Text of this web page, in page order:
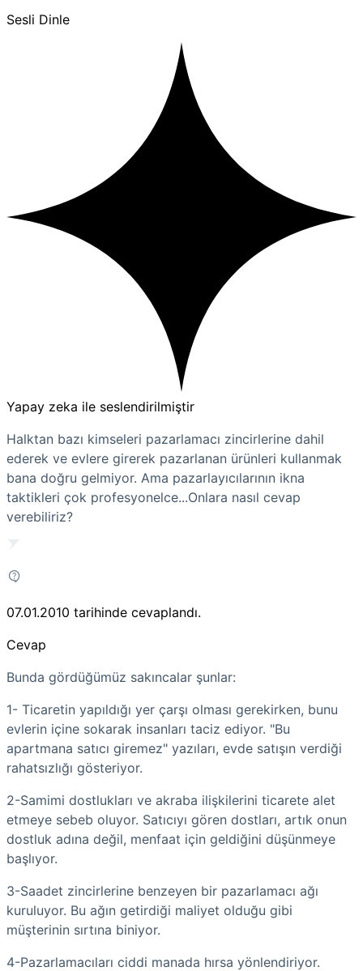
Sesli Dinle
Yapay zeka ile seslendirilmiştir
Halktan bazı kimseleri pazarlamacı zincirlerine dahil
ederek ve evlere girerek pazarlanan ürünleri kullanmak
bana doğru gelmiyor. Ama pazarlayıcılarının ikna
taktikleri çok profesyonelce...Onlara nasıl cevap
verebiliriz?
07.01.2010 tarihinde cevaplandı.
Cevap
Bunda gördüğümüz sakıncalar şunlar:
1- Ticaretin yapıldığı yer çarşı olması gerekirken, bunu
evlerin içine sokarak insanları taciz ediyor. "Bu
apartmana satıcı giremez" yazıları, evde satışın verdiği
rahatsızlığı gösteriyor.
2-Samimi dostlukları ve akraba ilişkilerini ticarete alet
etmeye sebeb oluyor. Satıcıyı gören dostları, artık onun
dostluk adına değil, menfaat için geldiğini düşünmeye
başlıyor.
3-Saadet zincirlerine benzeyen bir pazarlamacı ağı
kuruluyor. Bu ağın getirdiği maliyet olduğu gibi
müşterinin sırtına biniyor.
4-Pazarlamacıları ciddi manada hırsa yönlendiriyor.